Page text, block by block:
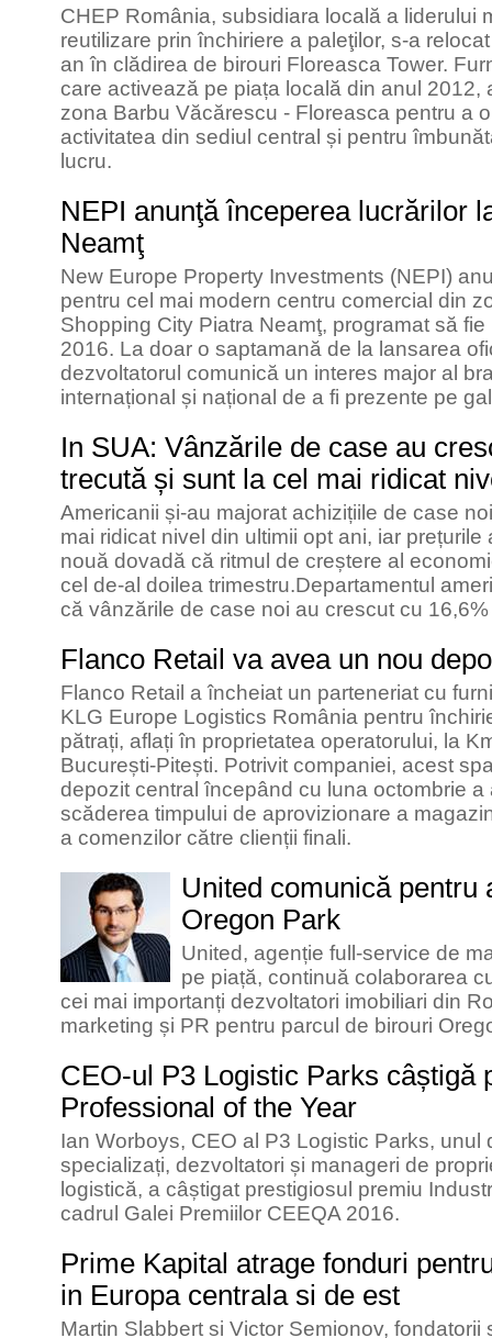
CHEP România, subsidiara locală a liderului
reutilizare prin închiriere a paleţilor, s-a
an în clădirea de birouri Floreasca Tower.
care activează pe piața locală din anul 2012,
zona Barbu Văcărescu - Floreasca pentru a
activitatea din sediul central și pentru
lucru.
NEPI anunţă începerea lucrărilor
Neamţ
New Europe Property Investments (NEPI)
pentru cel mai modern centru comercial din
Shopping City Piatra Neamţ, programat să
2016. La doar o saptamană de la lansarea
dezvoltatorul comunică un interes major al
internațional și național de a fi prezente pe
In SUA: Vânzările de case au
trecută și sunt la cel mai ridicat
Americanii și-au majorat achizițiile de case
mai ridicat nivel din ultimii opt ani, iar
nouă dovadă că ritmul de creștere al
cel de-al doilea trimestru.Departamentul
că vânzările de case noi au crescut cu
Flanco Retail va avea un nou
Flanco Retail a încheiat un parteneriat cu
KLG Europe Logistics România pentru
pătrați, aflați în proprietatea operatorului, la
București-Pitești. Potrivit companiei, acest
depozit central începând cu luna octombrie
scăderea timpului de aprovizionare a
a comenzilor către clienții finali.
United comunică pentru
Oregon Park
United, agenție full-service de
pe piață, continuă colaborarea
cei mai importanți dezvoltatori imobiliari din
marketing și PR pentru parcul de birouri
CEO-ul P3 Logistic Parks câștigă
Professional of the Year
Ian Worboys, CEO al P3 Logistic Parks, unul
specializați, dezvoltatori și manageri de
logistică, a câștigat prestigiosul premiu
cadrul Galei Premiilor CEEQA 2016.
Prime Kapital atrage fonduri
in Europa centrala si de est
Martin Slabbert si Victor Semionov, fondatorii